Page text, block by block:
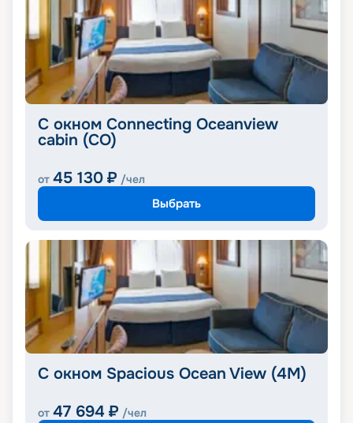
С окном Connecting Oceanview
cabin (CO)
от 45 130 ₽ /чел
Выбрать
С окном Spacious Ocean View (4M)
от 47 694 ₽ /чел